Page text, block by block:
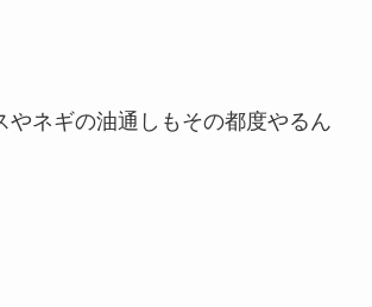
やネギの油通しもその都度やるん